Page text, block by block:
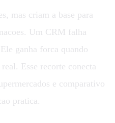
mas criam a base para
Um CRM falha
ganha forca quando
Esse recorte conecta
e comparativo
pratica.